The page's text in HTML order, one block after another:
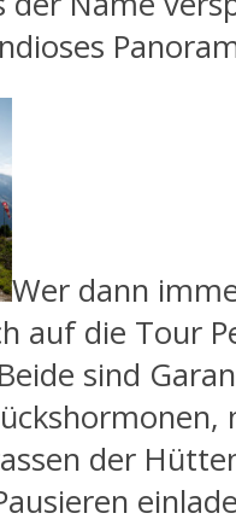
Wer dann
auf die Tour
sind
der